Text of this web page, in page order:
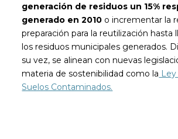
generación de residuos un 15%
generado en 2010 o incrementar la
preparación para la reutilización hasta
los residuos municipales generados.
su vez, se alinean con nuevas
materia de sostenibilidad como la
Suelos Contaminados.